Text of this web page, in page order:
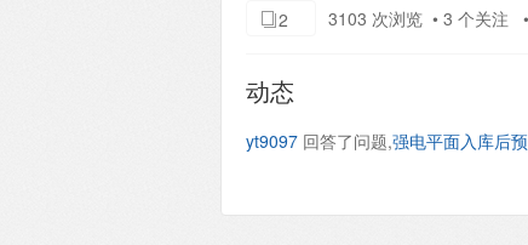
2
3103 次浏览 • 3 个关注
动态
yt9097 回答了问题,强电平面入库后